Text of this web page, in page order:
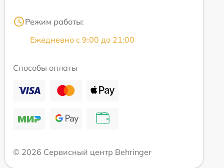
Режим работы:
Ежедневно с 9:00 до 21:00
Способы оплаты
© 2026 Сервисный центр Behringer